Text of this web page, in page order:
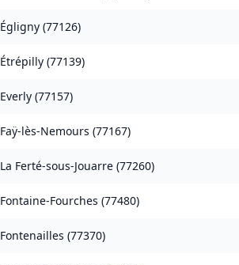
Égligny (77126)
Étrépilly (77139)
Everly (77157)
Faÿ-lès-Nemours (77167)
La Ferté-sous-Jouarre (77260)
Fontaine-Fourches (77480)
Fontenailles (77370)